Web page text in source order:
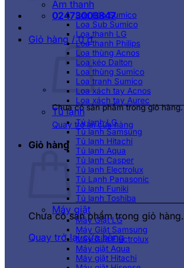
02473003847
Giỏ hàng /0₫
Chưa có sản phẩm trong giỏ hàng.
Quay trở lại cửa hàng
Giỏ hàng
Chưa có sản phẩm trong giỏ hàng.
Quay trở lại cửa hàng
Âm thanh
Loa kéo Sumico
Loa Sub Sumico
Loa thanh LG
Loa thanh Philips
Loa thùng Acnos
Loa kéo Dalton
Loa thùng Sumico
Loa tranh Sumico
Loa xách tay Acnos
Loa xách tay Aurec
Tủ lạnh
Tủ lạnh LG
Tủ lạnh Samsung
Tủ lạnh Hitachi
Tủ lạnh Aqua
Tủ lạnh Casper
Tủ lạnh Electrolux
Tủ Lạnh Panasonic
Tủ lạnh Funiki
Tủ lạnh Toshiba
Máy giặt
Máy Giặt LG
Máy Giặt Samsung
Máy Giặt Electrolux
Máy giặt Aqua
Máy giặt Hitachi